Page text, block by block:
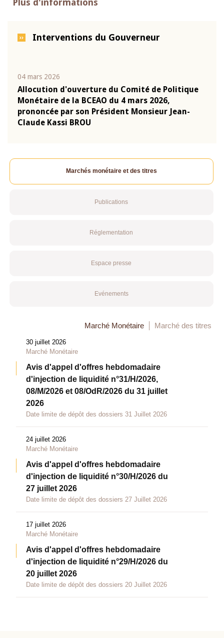
Plus d'informations
Interventions du Gouverneur
04 mars 2026
Allocution d'ouverture du Comité de Politique
Monétaire de la BCEAO du 4 mars 2026,
prononcée par son Président Monsieur Jean-
Claude Kassi BROU
Marchés monétaire et des titres
Publications
Réglementation
Espace presse
Evénements
Marché Monétaire Marché des titres
30 juillet 2026
Marché Monétaire
Avis d'appel d'offres hebdomadaire
d'injection de liquidité n°31/H/2026,
08/M/2026 et 08/OdR/2026 du 31 juillet
2026
Date limite de dépôt des dossiers 31 Juillet 2026
24 juillet 2026
Marché Monétaire
Avis d'appel d'offres hebdomadaire
d'injection de liquidité n°30/H/2026 du
27 juillet 2026
Date limite de dépôt des dossiers 27 Juillet 2026
17 juillet 2026
Marché Monétaire
Avis d'appel d'offres hebdomadaire
d'injection de liquidité n°29/H/2026 du
20 juillet 2026
Date limite de dépôt des dossiers 20 Juillet 2026